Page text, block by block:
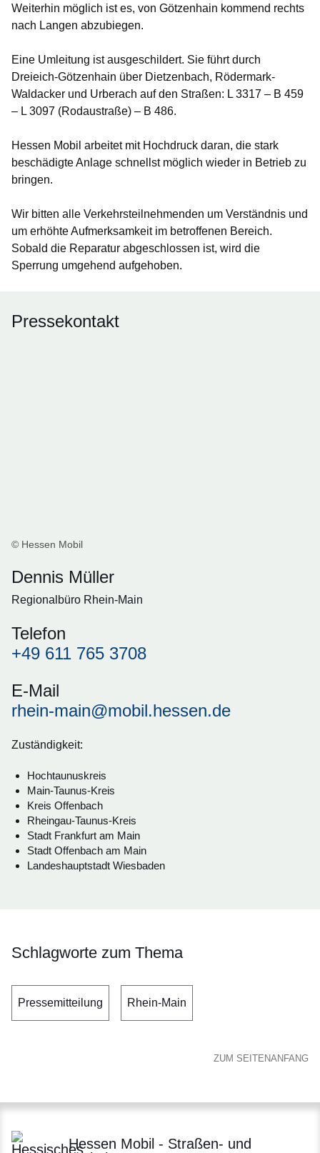
Weiterhin möglich ist es, von Götzenhain kommend rechts
nach Langen abzubiegen.
Eine Umleitung ist ausgeschildert. Sie führt durch
Dreieich-Götzenhain über Dietzenbach, Rödermark-
Waldacker und Urberach auf den Straßen: L 3317 – B 459
– L 3097 (Rodaustraße) – B 486.
Hessen Mobil arbeitet mit Hochdruck daran, die stark
beschädigte Anlage schnellst möglich wieder in Betrieb zu
bringen.
Wir bitten alle Verkehrsteilnehmenden um Verständnis und
um erhöhte Aufmerksamkeit im betroffenen Bereich.
Sobald die Reparatur abgeschlossen ist, wird die
Sperrung umgehend aufgehoben.
Pressekontakt
© Hessen Mobil
Dennis Müller
Regionalbüro Rhein-Main
Telefon
+49 611 765 3708
E-Mail
rhein-main@mobil.hessen.de
Zuständigkeit:
Hochtaunuskreis
Main-Taunus-Kreis
Kreis Offenbach
Rheingau-Taunus-Kreis
Stadt Frankfurt am Main
Stadt Offenbach am Main
Landeshauptstadt Wiesbaden
Schlagworte zum Thema
Pressemitteilung Rhein-Main
ZUM SEITENANFANG
Hessen Mobil - Straßen- und